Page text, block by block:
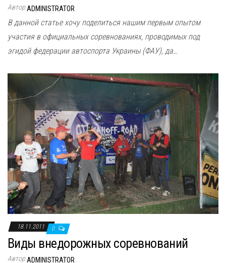
АвторADMINISTRATOR
В данной статье хочу поделиться нашим первым опытом
участия в официальных соревнованиях, проводимых под
эгидой федерации автоспорта Украины (ФАУ), да…
18.11.2011 0
Виды внедорожных соревнований
АвторADMINISTRATOR